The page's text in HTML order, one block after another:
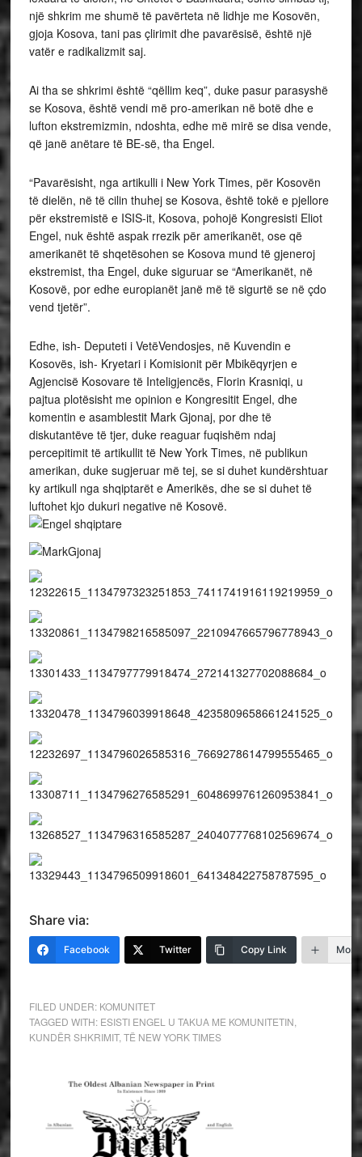
një shkrim me shumë të pavërteta në lidhje me Kosovën,
gjoja Kosova, tani pas çlirimit dhe pavarësisë, është një
vatër e radikalizmit saj.
Ai tha se shkrimi është “qëllim keq”, duke pasur parasyshë
se Kosova, është vendi më pro-amerikan në botë dhe e
lufton ekstremizmin, ndoshta, edhe më mirë se disa vende,
që janë anëtare të BE-së, tha Engel.
“Pavarësisht, nga artikulli i New York Times, për Kosovën
të dielën, në të cilin thuhej se Kosova, është tokë e pjellore
për ekstremistë e ISIS-it, Kosova, pohojë Kongresisti Eliot
Engel, nuk është aspak rrezik për amerikanët, ose që
amerikanët të shqetësohen se Kosova mund të gjeneroj
ekstremist, tha Engel, duke siguruar se “Amerikanët, në
Kosovë, por edhe europianët janë më të sigurtë se në çdo
vend tjetër”.
Edhe, ish- Deputeti i VetëVendosjes, në Kuvendin e
Kosovës, ish- Kryetari i Komisionit për Mbikëqyrjen e
Agjencisë Kosovare të Inteligjencës, Florin Krasniqi, u
pajtua plotësisht me opinion e Kongresitit Engel, dhe
komentin e asamblestit Mark Gjonaj, por dhe të
diskutantëve të tjer, duke reaguar fuqishëm ndaj
percepitimit të artikullit të New York Times, në publikun
amerikan, duke sugjeruar më tej, se si duhet kundërshtuar
ky artikull nga shqiptarët e Amerikës, dhe se si duhet të
luftohet kjo dukuri negative në Kosovë.
Share via:
Facebook Twitter Copy Link More
FILED UNDER: KOMUNITET
TAGGED WITH: ESISTI ENGEL U TAKUA ME KOMUNITETIN
KUNDËR SHKRIMIT, TË NEW YORK TIMES